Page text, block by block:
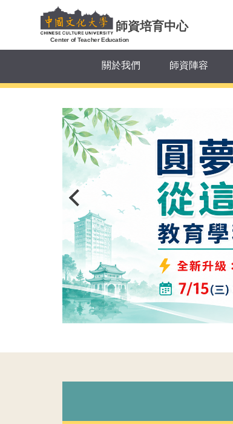
要
容
師資培育中心
Center of Teacher Education
關於我們 師資陣容